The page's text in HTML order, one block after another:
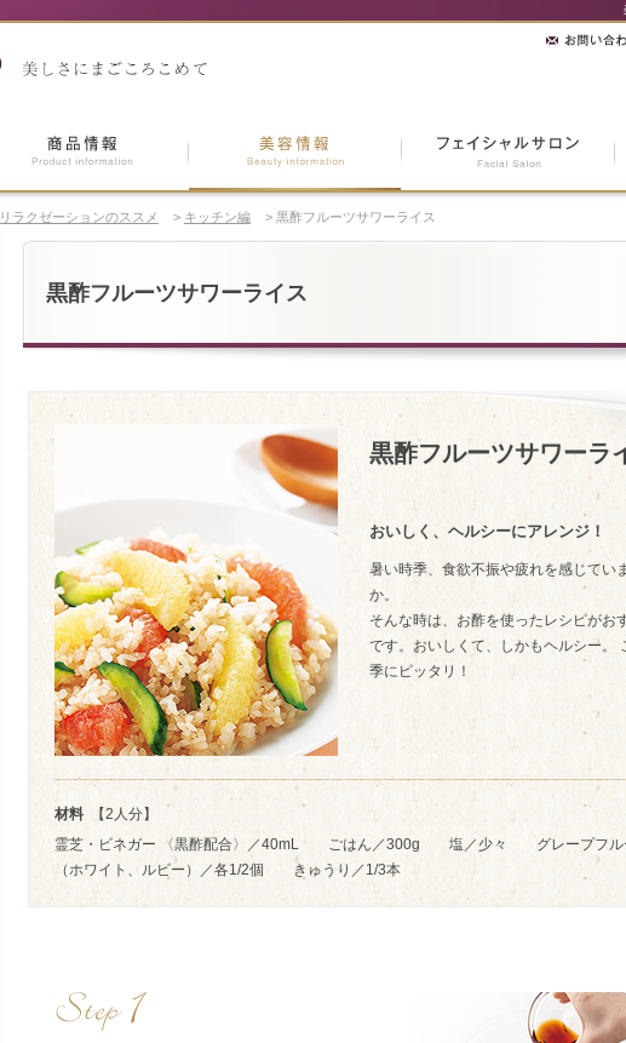
リラクゼーションのススメ > キッチン編 > 黒酢フルーツサワーライス
黒酢フルーツサワーライス
黒酢フルーツサワーラ
おいしく、ヘルシーにアレンジ！
暑い時季、食欲不振や疲れを感じてい
か。
そんな時は、お酢を使ったレシピがお
です。おいしくて、しかもヘルシー。
季にピッタリ！
材料
【2人分】
霊芝・ビネガー 〈黒酢配合〉／40mL ごはん／300g 塩／少々 グレープフル
（ホワイト、ルビー）／各1/2個 きゅうり／1/3本